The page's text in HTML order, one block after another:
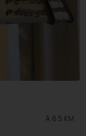
À 6.5 KM